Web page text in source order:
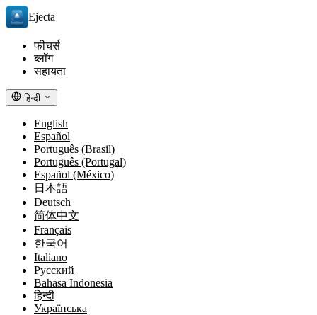
Ejecta
फीचर्स
ब्लॉग
सहायता
हिन्दी
English
Español
Português (Brasil)
Português (Portugal)
Español (México)
日本語
Deutsch
简体中文
Français
한국어
Italiano
Русский
Bahasa Indonesia
हिन्दी
Українська